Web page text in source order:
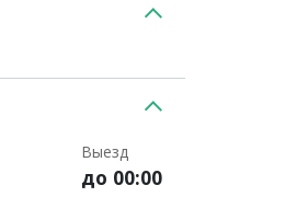
Выезд
до 00:00